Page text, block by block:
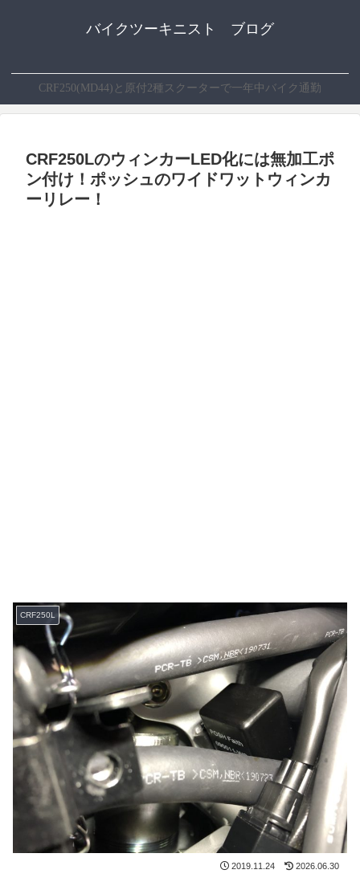
バイクツーキニスト ブログ
CRF250(MD44)と原付2種スクーターで一年中バイク通勤
CRF250LのウィンカーLED化には無加工ポ
ン付け！ポッシュのワイドワットウィンカ
ーリレー！
CRF250L
2019.11.24 2026.06.30